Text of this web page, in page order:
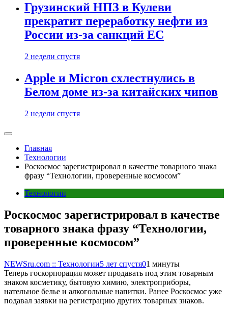
Грузинский НПЗ в Кулеви
прекратит переработку нефти из
России из-за санкций ЕС
2 недели спустя
Apple и Micron схлестнулись в
Белом доме из-за китайских чипов
2 недели спустя
Главная
Технологии
Роскосмос зарегистрировал в качестве товарного знака
фразу “Технологии, проверенные космосом”
Технологии
Роскосмос зарегистрировал в качестве
товарного знака фразу “Технологии,
проверенные космосом”
NEWSru.com :: Технологии5 лет спустя01 минуты
Теперь госкорпорация может продавать под этим товарным
знаком косметику, бытовую химию, электроприборы,
нательное белье и алкогольные напитки. Ранее Роскосмос уже
подавал заявки на регистрацию других товарных знаков.